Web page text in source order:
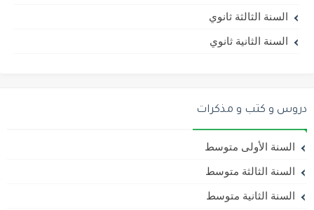
السنة الثالثة ثانوي
السنة الثانية ثانوي
دروس و كتب و مذكرات
السنة الأولى متوسط
السنة الثالثة متوسط
السنة الثانية متوسط